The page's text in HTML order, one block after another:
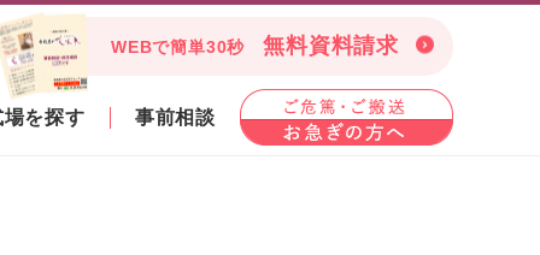
WEBで簡単30秒 無料資料請求
場を探す 事前相談